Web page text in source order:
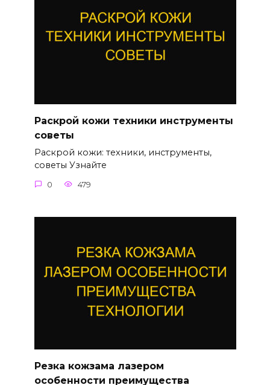
Раскрой кожи техники инструменты
советы
Раскрой кожи: техники, инструменты,
советы Узнайте
0 479
Резка кожзама лазером
особенности преимущества